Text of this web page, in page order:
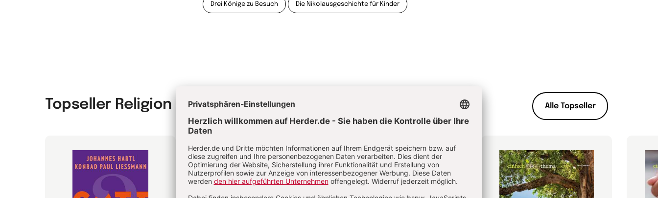
Drei Könige zu Besuch Die Nikolausgeschichte für Kinder
Topseller Religion & Spiritualität Alle Topseller